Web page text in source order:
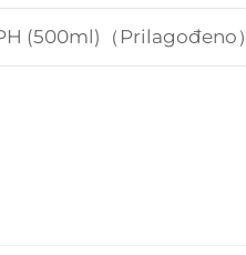
(500ml)（Prilagođeno）